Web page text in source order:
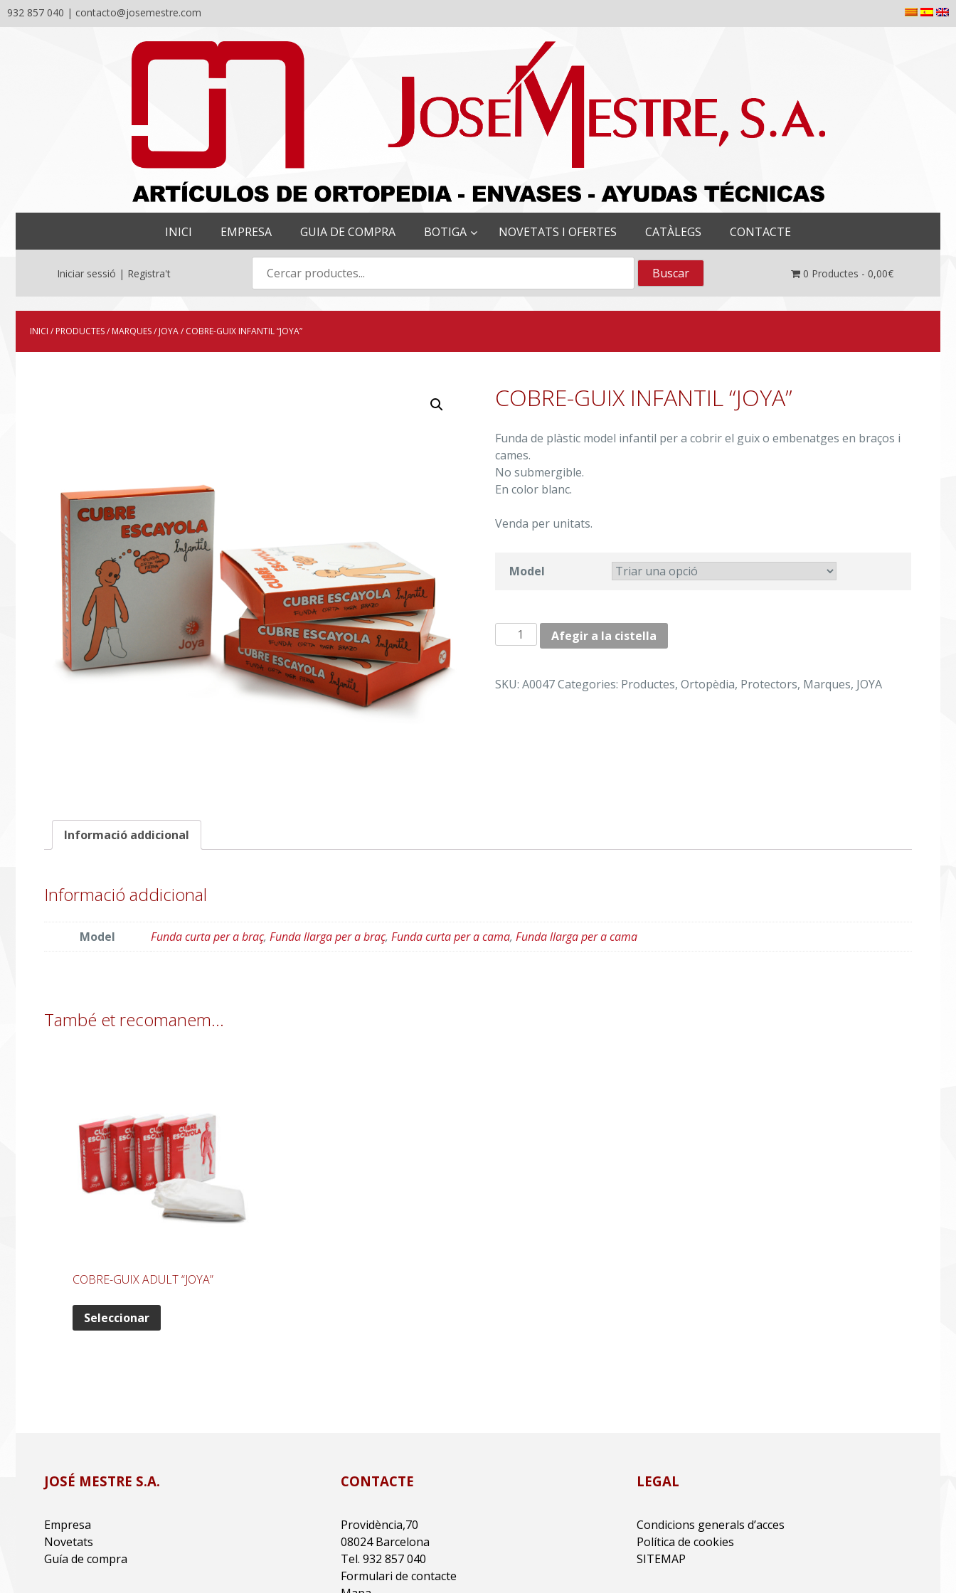
932 857 040 | contacto@josemestre.com
INICI EMPRESA GUIA DE COMPRA BOTIGA NOVETATS I OFERTES CATÀLEGS CONTACTE
Iniciar sessió | Registra't 0 Productes - 0,00€
INICI / PRODUCTES/ MARQUES/ JOYA/ COBRE-GUIX INFANTIL “JOYA”
COBRE-GUIX INFANTIL “JOYA”
Funda de plàstic model infantil per a cobrir el guix o embenatges en braços i
cames.
No submergible.
En color blanc.
Venda per unitats.
Model
quantitat
de
GUIX
Afegir a la cistella
SKU:A0047 Categories: Productes,Ortopèdia, Protectors, Marques, JOYA
Informació addicional
Informació addicional
Model Funda curta per a braç, Funda llarga per a braç, Funda curta per a cama, Funda llarga per a cama
També et recomanem…
COBRE-GUIX ADULT “JOYA”
Seleccionar
JOSÉ MESTRE S.A.
Empresa
Novetats
Guía de compra
CONTACTE
Providència,70
08024 Barcelona
Tel. 932 857 040
Formulari de contacte
LEGAL
Condicions generals d’acces
Política de cookies
SITEMAP